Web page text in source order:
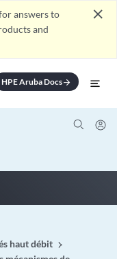
answers to
and
close
HPE Aruba Docsarrow_forward
haut débit